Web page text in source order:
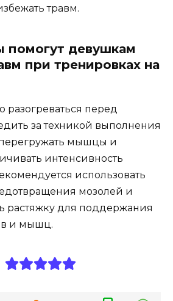
травм.
помогут девушкам
при тренировках на
разогреваться перед
за техникой выполнения
мышцы и
интенсивность
использовать
мозолей и
растяжку для поддержания
и мышц.